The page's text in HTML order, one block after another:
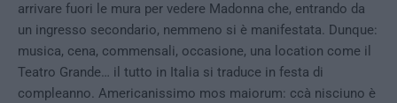
arrivare fuori le mura per vedere Madonna che, entrando da
un ingresso secondario, nemmeno si è manifestata. Dunque:
musica, cena, commensali, occasione, una location come il
Teatro Grande… il tutto in Italia si traduce in festa di
compleanno. Americanissimo mos maiorum: ccà nisciuno è